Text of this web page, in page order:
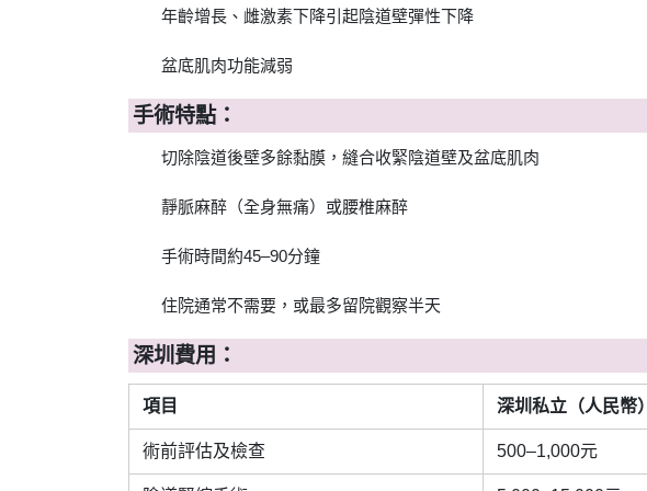
年齡增長、雌激素下降引起陰道壁彈性下降
盆底肌肉功能減弱
手術特點：
切除陰道後壁多餘黏膜，縫合收緊陰道壁及盆底肌肉
靜脈麻醉（全身無痛）或腰椎麻醉
手術時間約45–90分鐘
住院通常不需要，或最多留院觀察半天
深圳費用：
項目 深圳私立（人民幣）
術前評估及檢查 500–1,000元